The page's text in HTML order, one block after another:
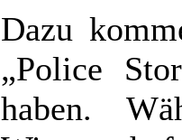
Dazu
„Police
haben.